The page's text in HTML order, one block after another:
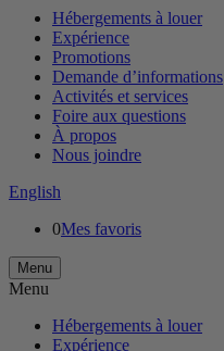
Hébergements à louer
Expérience
Promotions
Demande d’informations
Activités et services
Foire aux questions
À propos
Nous joindre
English
0Mes favoris
Menu
Menu
Hébergements à louer
Expérience